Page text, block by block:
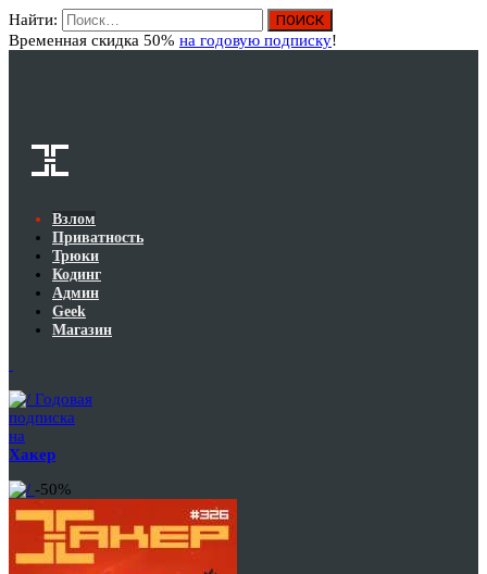
Найти:
Временная скидка 50% на годовую подписку!
Взлом
Приватность
Трюки
Кодинг
Админ
Geek
Магазин
Годовая
подписка
на
Хакер
-50%